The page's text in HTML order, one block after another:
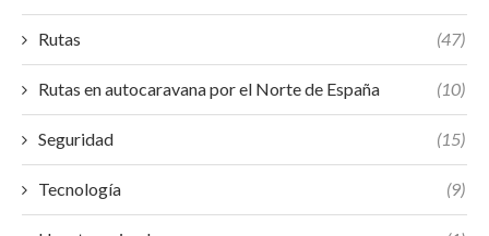
Rutas (47)
Rutas en autocaravana por el Norte de España (10)
Seguridad (15)
Tecnología (9)